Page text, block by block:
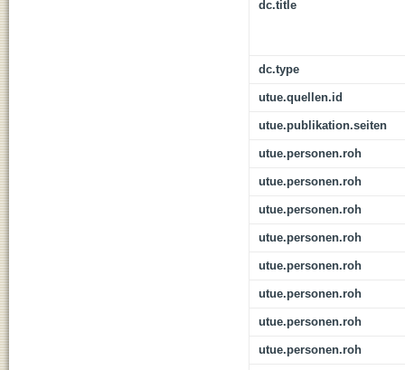
dc.title
dc.type
utue.quellen.id
utue.publikation.seiten
utue.personen.roh
utue.personen.roh
utue.personen.roh
utue.personen.roh
utue.personen.roh
utue.personen.roh
utue.personen.roh
utue.personen.roh